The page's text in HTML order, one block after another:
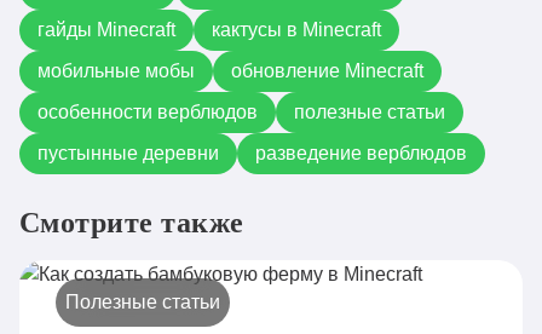
гайды Minecraft
кактусы в Minecraft
мобильные мобы
обновление Minecraft
особенности верблюдов
полезные статьи
пустынные деревни
разведение верблюдов
Смотрите также
Полезные статьи